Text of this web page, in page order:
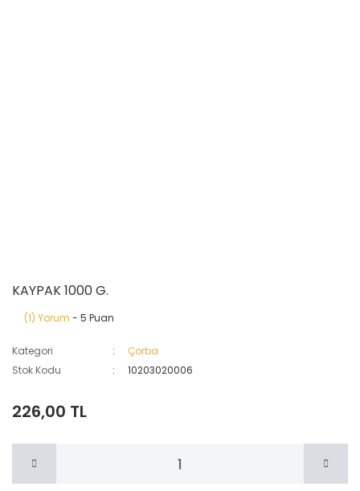
KAYPAK 1000 G.
(1) Yorum - 5 Puan
Kategori
Çorba
Stok Kodu
10203020006
226,00 TL